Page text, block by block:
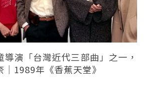
演「台灣近代三部曲」之一，
1989年《香蕉天堂》